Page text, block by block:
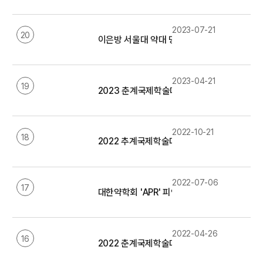
20 이은방 서울대 약대 명예교수 신약기술개발
2023-07-21
19 2023 춘계국제학술대회 관련 기사 모음
2023-04-21
18 2022 추계국제학술대회 관련 기사 모음
2022-10-21
17 대한약학회 'APR' 피인용지수 6점대 돌파…6
2022-07-06
16 2022 춘계국제학술대회 관련 기사 모음
2022-04-26